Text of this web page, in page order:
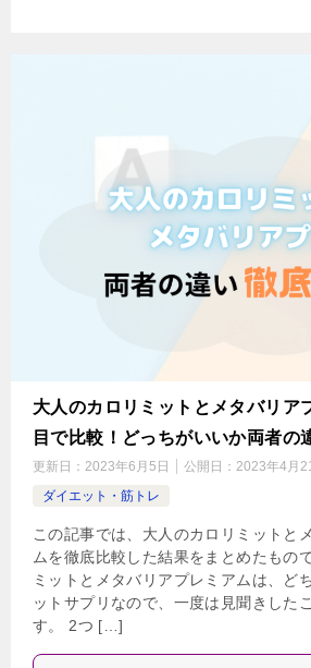
大人のカロリミットとメタバリア
目で比較！どっちがいいか両者の
更新日： 2023年6月5日 公開日： 2023年4月
ダイエット・筋トレ
この記事では、大人のカロリミットと
ムを徹底比較した結果をまとめたもの
ミットとメタバリアプレミアムは、ど
ットサプリなので、一度は見聞きした
す。 2つ […]